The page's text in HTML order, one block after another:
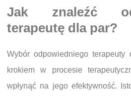
Jak znaleźć
terapeutę dla par?
Wybór odpowiedniego
krokiem w procesie
wpłynąć na jego efektywność.